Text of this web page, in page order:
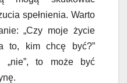
spełnienia. Warto
„Czy moje życie
to, kim chcę być?”
„nie”, to może być